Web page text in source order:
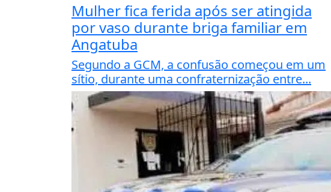
Mulher fica ferida após ser atingida
por vaso durante briga familiar em
Angatuba
Segundo a GCM, a confusão começou em um
sítio, durante uma confraternização entre...